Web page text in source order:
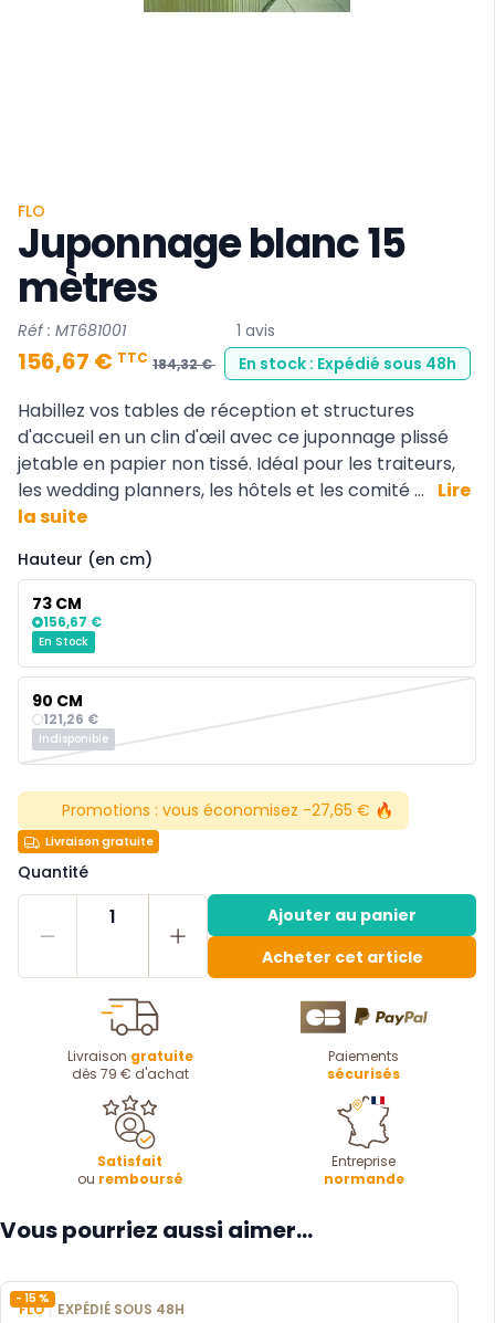
FLO
Juponnage blanc 15
mètres
Réf : MT681001 1 avis
156,67 € TTC 184,32 € En stock : Expédié sous 48h
Habillez vos tables de réception et structures
d'accueil en un clin d'œil avec ce juponnage plissé
jetable en papier non tissé. Idéal pour les traiteurs,
les wedding planners, les hôtels et les comité ...
Lire
la suite
Hauteur (en cm)
73 CM
156,67 €
En Stock
90 CM
121,26 €
Indisponible
Promotions : vous économisez -27,65 € 🔥
Livraison gratuite
Quantité
1
Ajouter au panier
Acheter cet article
Livraison gratuite
dès 79 € d'achat
Paiements
sécurisés
Satisfait
ou remboursé
Entreprise
normande
Vous pourriez aussi aimer...
- 15 %
FLO| EXPÉDIÉ SOUS 48H